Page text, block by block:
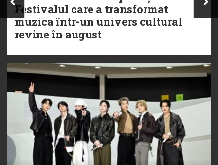
Festivalul care a transformat
muzica într-un univers cultural
revine în august